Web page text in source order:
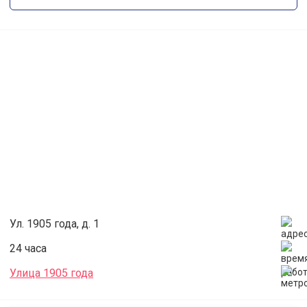
Ул. 1905 года, д. 1
24 часа
Улица 1905 года